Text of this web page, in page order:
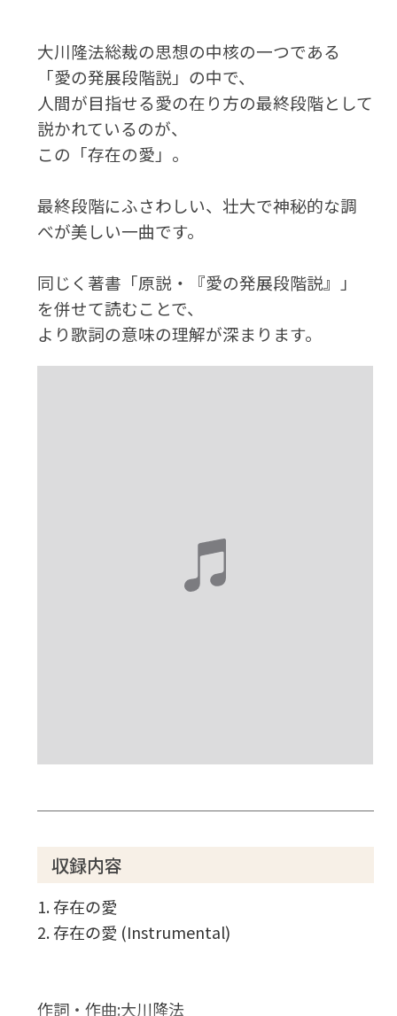
大川隆法総裁の思想の中核の一つである
「愛の発展段階説」の中で、
人間が目指せる愛の在り方の最終段階として
説かれているのが、
この「存在の愛」。
最終段階にふさわしい、壮大で神秘的な調
べが美しい一曲です。
同じく著書「原説・『愛の発展段階説』」
を併せて読むことで、
より歌詞の意味の理解が深まります。
収録内容
1. 存在の愛
2. 存在の愛 (Instrumental)
作詞・作曲:大川隆法